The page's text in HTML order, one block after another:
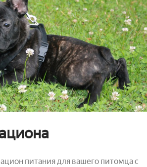
питания для вашего питомца с